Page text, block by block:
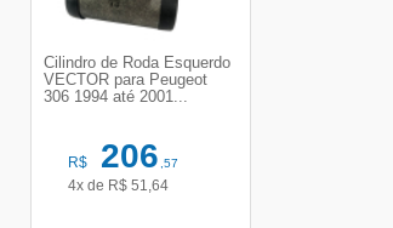
Cilindro de Roda Esquerdo
VECTOR para Peugeot
306 1994 até 2001...
R$ 206,57
4x de R$ 51,64